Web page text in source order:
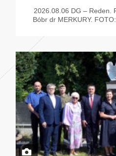
2026.08.06 DG – Reden.
Bóbr dr MERKURY.